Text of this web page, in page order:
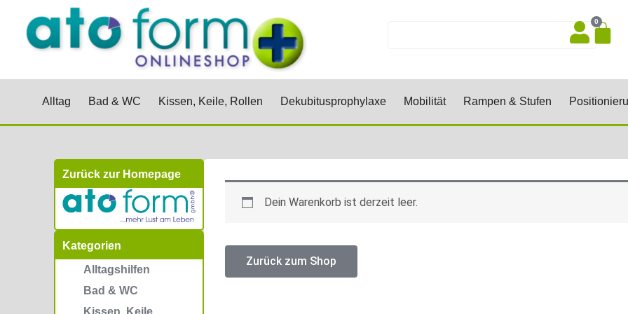
springen
0
Alltag Öffne Alltag
Bad & WC Öffne Bad & WC
Kissen, Keile, Rollen Öffne Kissen, Keile, Rollen
Dekubitusprophylaxe Öffne Dekubitusprophylaxe
Mobilität Öffne Mobilität
Rampen & Stufen Öffne
Zurück zur Homepage
Kategorien
Alltagshilfen
Bad & WC
Kissen, Keile,
Dein Warenkorb ist derzeit leer.
Zurück zum Shop